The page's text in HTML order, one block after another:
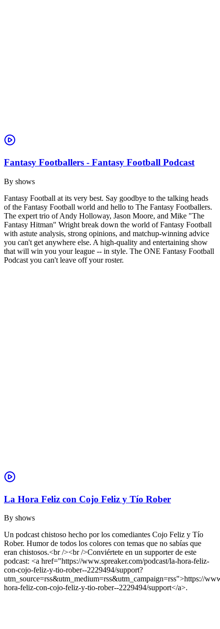
Fantasy Footballers - Fantasy Football Podcast
By shows
Fantasy Football at its very best. Say goodbye to the talking heads
of the Fantasy Football world and hello to The Fantasy Footballers.
The expert trio of Andy Holloway, Jason Moore, and Mike "The
Fantasy Hitman" Wright break down the world of Fantasy Football
with astute analysis, strong opinions, and matchup-winning advice
you can't get anywhere else. A high-quality and entertaining show
that will win you your league -- in style. The ONE Fantasy Football
Podcast you can't leave off your roster.
La Hora Feliz con Cojo Feliz y Tío Rober
By shows
Un podcast chistoso hecho por los comediantes Cojo Feliz y Tío
Rober. Humor de todos los colores con temas que no sabías que
eran chistosos.<br /><br />Conviértete en un supporter de este
podcast: <a href="https://www.spreaker.com/podcast/la-hora-feliz-
con-cojo-feliz-y-tio-rober--2229494/support?
utm_source=rss&utm_medium=rss&utm_campaign=rss">https://
hora-feliz-con-cojo-feliz-y-tio-rober--2229494/support</a>.